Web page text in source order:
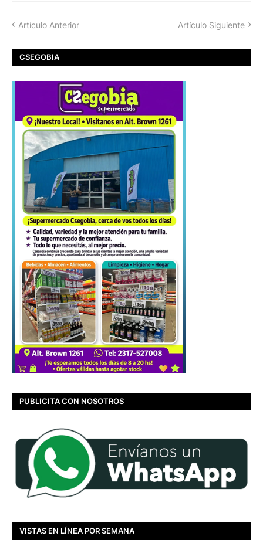
Artículo Anterior Artículo Siguiente
CSEGOBIA
PUBLICITA CON NOSOTROS
VISTAS EN LÍNEA POR SEMANA